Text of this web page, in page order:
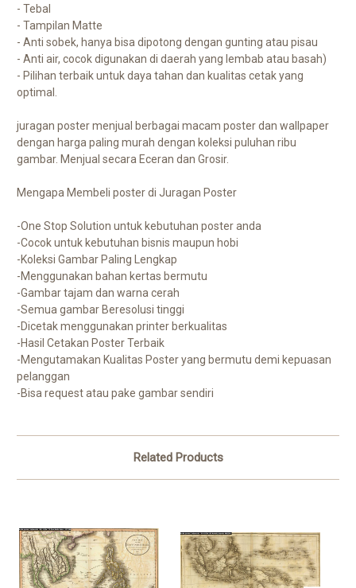
- Tebal
- Tampilan Matte
- Anti sobek, hanya bisa dipotong dengan gunting atau pisau
- Anti air, cocok digunakan di daerah yang lembab atau basah)
- Pilihan terbaik untuk daya tahan dan kualitas cetak yang
optimal.
juragan poster menjual berbagai macam poster dan wallpaper
dengan harga paling murah dengan koleksi puluhan ribu
gambar. Menjual secara Eceran dan Grosir.
Mengapa Membeli poster di Juragan Poster
-One Stop Solution untuk kebutuhan poster anda
-Cocok untuk kebutuhan bisnis maupun hobi
-Koleksi Gambar Paling Lengkap
-Menggunakan bahan kertas bermutu
-Gambar tajam dan warna cerah
-Semua gambar Beresolusi tinggi
-Dicetak menggunakan printer berkualitas
-Hasil Cetakan Poster Terbaik
-Mengutamakan Kualitas Poster yang bermutu demi kepuasan
pelanggan
-Bisa request atau pake gambar sendiri
Related Products